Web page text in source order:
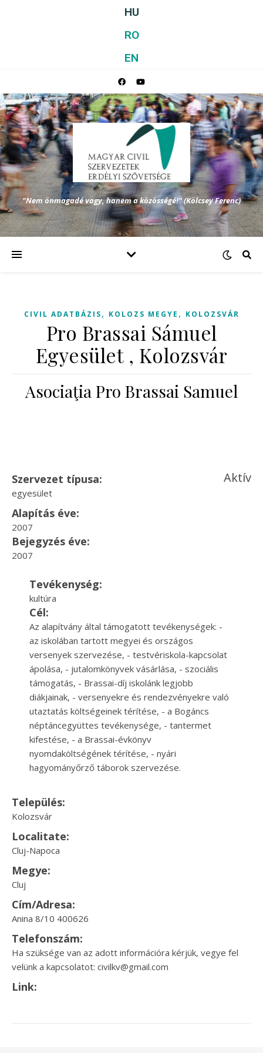
HU
RO
EN
"Nem önmagadé vagy, hanem a közösségé!" (Kölcsey Ferenc)
CIVIL ADATBÁZIS, KOLOZS MEGYE , KOLOZSVÁR
Pro Brassai Sámuel
Egyesület , Kolozsvár
Asociaţia Pro Brassai Samuel
Szervezet típusa:
egyesület
Aktív
Alapítás éve:
2007
Bejegyzés éve:
2007
Tevékenység:
kultúra
Cél:
Az alapítvány által támogatott tevékenységek: -
az iskolában tartott megyei és országos
versenyek szervezése, - testvériskola-kapcsolat
ápolása, - jutalomkönyvek vásárlása, - szociális
támogatás, - Brassai-díj iskolánk legjobb
diákjainak, - versenyekre és rendezvényekre való
utaztatás költségeinek térítése, - a Bogáncs
néptáncegyüttes tevékenysége, - tantermet
kifestése, - a Brassai-évkönyv
nyomdaköltségének térítése, - nyári
hagyományőrző táborok szervezése.
Település:
Kolozsvár
Localitate:
Cluj-Napoca
Megye:
Cluj
Cím/Adresa:
Anina 8/10 400626
Telefonszám:
Ha szüksége van az adott információra kérjük, vegye fel
velünk a kapcsolatot: civilkv@gmail.com
Link: